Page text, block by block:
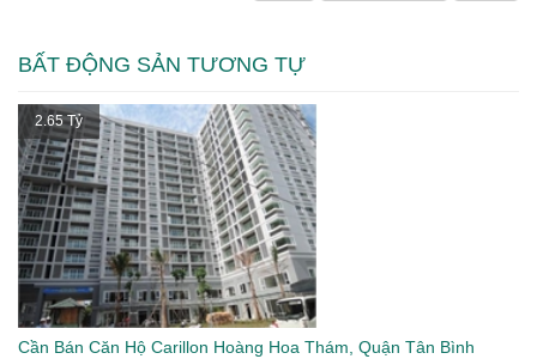
BẤT ĐỘNG SẢN TƯƠNG TỰ
2.65 Tỷ
Cần Bán Căn Hộ Carillon Hoàng Hoa Thám, Quận Tân Bình